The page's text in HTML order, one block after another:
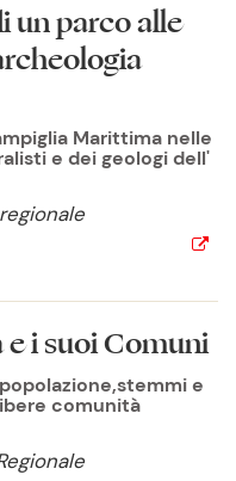
un parco alle
Marittima nelle
e dei geologi dell'
i suoi Comuni
e
comunità